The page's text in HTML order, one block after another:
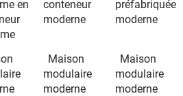
en
conteneur
moderne
préfabriquée
moderne
Maison
modulaire
moderne
Maison
modulaire
moderne